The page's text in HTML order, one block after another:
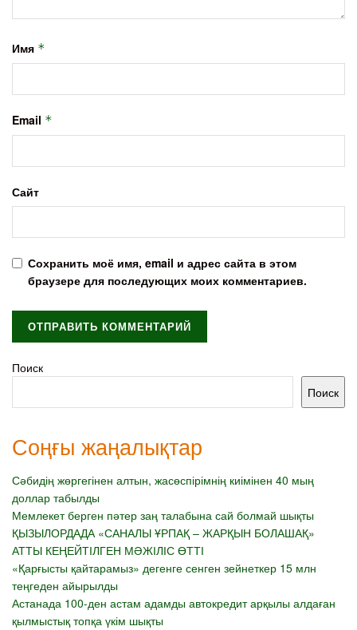
Имя *
Email *
Сайт
Сохранить моё имя, email и адрес сайта в этом
браузере для последующих моих комментариев.
Поиск
Поиск
Соңғы жаңалықтар
Сәбидің жөргегінен алтын, жасөспірімнің киімінен 40 мың
доллар табылды
Мемлекет берген пәтер заң талабына сай болмай шықты
ҚЫЗЫЛОРДАДА «САНАЛЫ ҰРПАҚ – ЖАРҚЫН БОЛАШАҚ»
АТТЫ КЕҢЕЙТІЛГЕН МӘЖІЛІС ӨТТІ
«Қарғысты қайтарамыз» дегенге сенген зейнеткер 15 млн
теңгеден айырылды
Астанада 100-ден астам адамды автокредит арқылы алдаған
қылмыстық топқа үкім шықты